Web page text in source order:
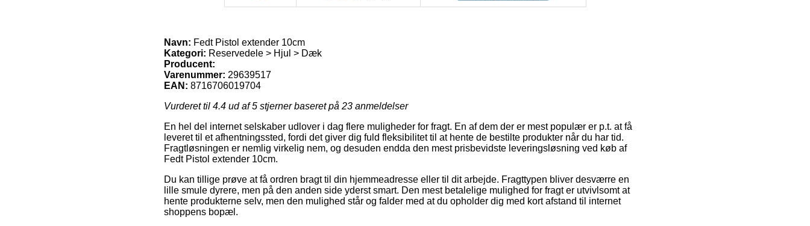
Navn: Fedt Pistol extender 10cm
Kategori: Reservedele > Hjul > Dæk
Producent:
Varenummer: 29639517
EAN: 8716706019704
Vurderet til 4.4 ud af 5 stjerner baseret på 23 anmeldelser
En hel del internet selskaber udlover i dag flere muligheder for fragt. En af dem der er mest populær er p.t. at få
leveret til et afhentningssted, fordi det giver dig fuld fleksibilitet til at hente de bestilte produkter når du har tid.
Fragtløsningen er nemlig virkelig nem, og desuden endda den mest prisbevidste leveringsløsning ved køb af
Fedt Pistol extender 10cm.
Du kan tillige prøve at få ordren bragt til din hjemmeadresse eller til dit arbejde. Fragttypen bliver desværre en
lille smule dyrere, men på den anden side yderst smart. Den mest betalelige mulighed for fragt er utvivlsomt at
hente produkterne selv, men den mulighed står og falder med at du opholder dig med kort afstand til internet
shoppens bopæl.